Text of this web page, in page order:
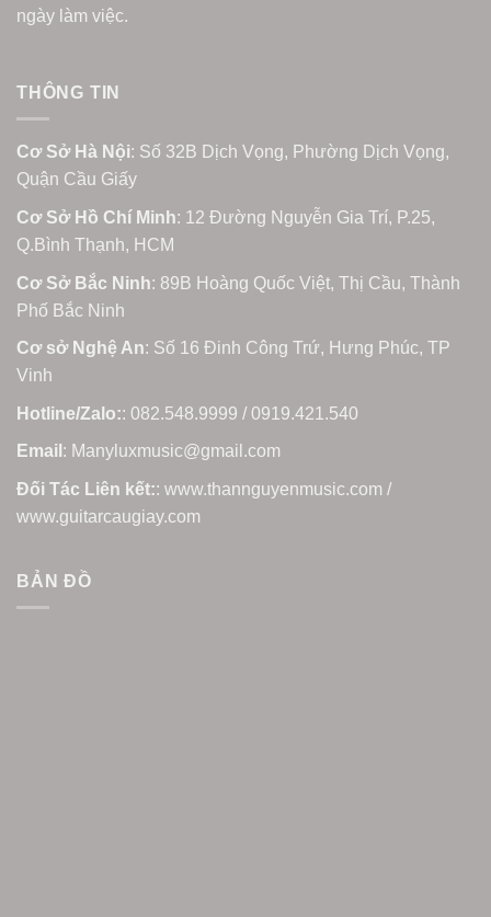
ngày làm việc.
THÔNG TIN
Cơ Sở Hà Nội: Số 32B Dịch Vọng, Phường Dịch Vọng,
Quận Cầu Giấy
Cơ Sở Hồ Chí Minh: 12 Đường Nguyễn Gia Trí, P.25,
Q.Bình Thạnh, HCM
Cơ Sở Bắc Ninh: 89B Hoàng Quốc Việt, Thị Cầu, Thành
Phố Bắc Ninh
Cơ sở Nghệ An: Số 16 Đinh Công Trứ, Hưng Phúc, TP
Vinh
Hotline/Zalo:: 082.548.9999 / 0919.421.540
Email : Manyluxmusic@gmail.com
Đối Tác Liên kết:: www.thannguyenmusic.com /
www.guitarcaugiay.com
BẢN ĐỒ